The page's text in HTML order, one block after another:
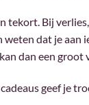
tekort. Bij
dat je aan
dan een groot
geef je